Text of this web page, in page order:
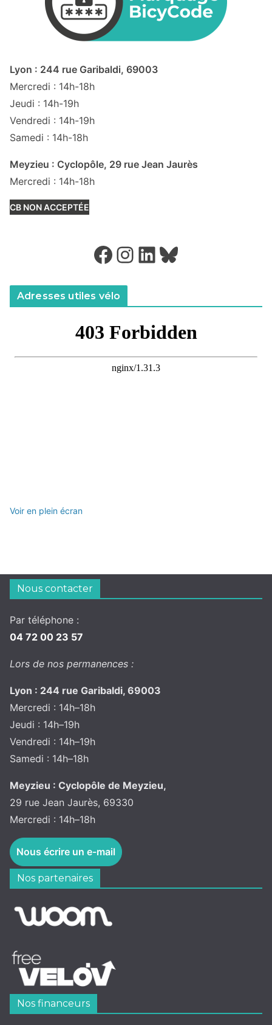
Lyon : 244 rue Garibaldi, 69003
Mercredi : 14h-18h
Jeudi : 14h-19h
Vendredi : 14h-19h
Samedi : 14h-18h
Meyzieu : Cyclopôle, 29 rue Jean Jaurès
Mercredi : 14h-18h
CB NON ACCEPTÉE
Facebook Instagram LinkedIn Bluesky
Adresses utiles vélo
Voir en plein écran
Nous contacter
Par téléphone :
04 72 00 23 57
Lors de nos permanences :
Lyon : 244 rue Garibaldi, 69003
Mercredi : 14h–18h
Jeudi : 14h–19h
Vendredi : 14h–19h
Samedi : 14h–18h
Meyzieu : Cyclopôle de Meyzieu,
29 rue Jean Jaurès, 69330
Mercredi : 14h–18h
Nous écrire un e-mail
Nos partenaires
Nos financeurs